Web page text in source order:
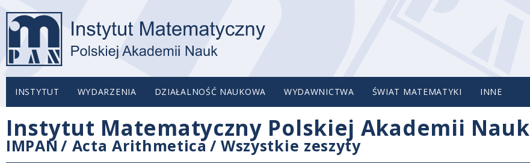
INSTYTUT WYDARZENIA DZIAŁALNOŚĆ NAUKOWA WYDAWNICTWA ŚWIAT MATEMATYKI INNE
Instytut Matematyczny Polskiej Akademii Nauk
IMPAN / Acta Arithmetica/ Wszystkie zeszyty